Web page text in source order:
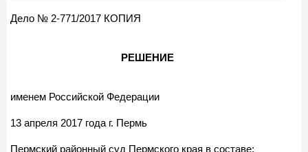
Дело № 2-771/2017 КОПИЯ
РЕШЕНИЕ
именем Российской Федерации
13 апреля 2017 года г. Пермь
Пермский районный суд Пермского края в составе: